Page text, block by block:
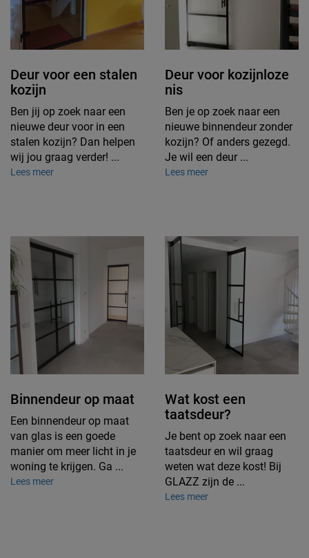
Deur voor een stalen
kozijn
Ben jij op zoek naar een
nieuwe deur voor in een
stalen kozijn? Dan helpen
wij jou graag verder! ...
Lees meer
Deur voor kozijnloze
nis
Ben je op zoek naar een
nieuwe binnendeur zonder
kozijn? Of anders gezegd.
Je wil een deur ...
Lees meer
Binnendeur op maat
Een binnendeur op maat
van glas is een goede
manier om meer licht in je
woning te krijgen. Ga ...
Lees meer
Wat kost een
taatsdeur?
Je bent op zoek naar een
taatsdeur en wil graag
weten wat deze kost! Bij
GLAZZ zijn de ...
Lees meer